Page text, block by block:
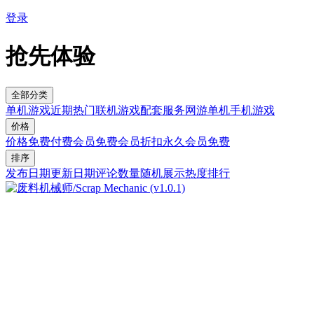
登录
抢先体验
全部分类
单机游戏近期热门联机游戏配套服务网游单机手机游戏
价格
价格免费付费会员免费会员折扣永久会员免费
排序
发布日期更新日期评论数量随机展示热度排行